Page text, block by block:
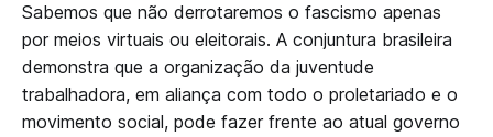
Sabemos que não derrotaremos o fascismo apenas
por meios virtuais ou eleitorais. A conjuntura brasileira
demonstra que a organização da juventude
trabalhadora, em aliança com todo o proletariado e o
movimento social, pode fazer frente ao atual governo